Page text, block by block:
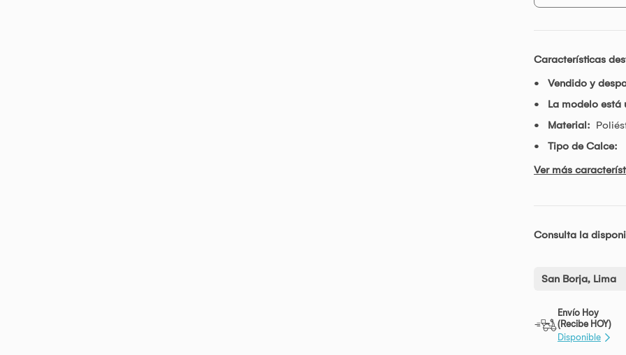
Características
Vendido y
La modelo está
Material:
Tipo de Calce:
Ver más
Consulta la
San Borja, Lima
Envío Hoy
(Recibe HOY)
Disponible